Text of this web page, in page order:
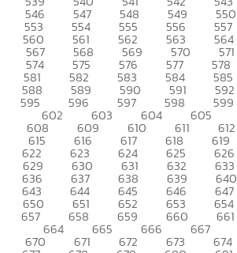
546 547 548 549 550
553 554 555 556 557
560 561 562 563 564
567 568 569 570 571
574 575 576 577 578
581 582 583 584 585
588 589 590 591 592
595 596 597 598 599
602 603 604 605
608 609 610 611 612
615 616 617 618 619
622 623 624 625 626
629 630 631 632 633
636 637 638 639 640
643 644 645 646 647
650 651 652 653 654
657 658 659 660 661
664 665 666 667
670 671 672 673 674